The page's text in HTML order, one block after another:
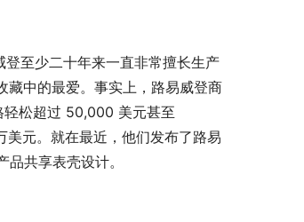
至少二十年来一直非常擅长生产
中的最爱。事实上，路易威登商
松超过 50,000 美元甚至
元。就在最近，他们发布了路易
共享表壳设计。